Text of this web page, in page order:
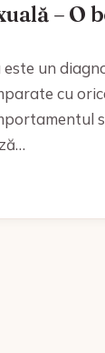
– O
un
cu